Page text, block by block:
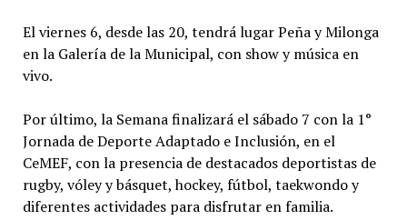
El viernes 6, desde las 20, tendrá lugar Peña y Milonga
en la Galería de la Municipal, con show y música en
vivo.
Por último, la Semana finalizará el sábado 7 con la 1°
Jornada de Deporte Adaptado e Inclusión, en el
CeMEF, con la presencia de destacados deportistas de
rugby, vóley y básquet, hockey, fútbol, taekwondo y
diferentes actividades para disfrutar en familia.